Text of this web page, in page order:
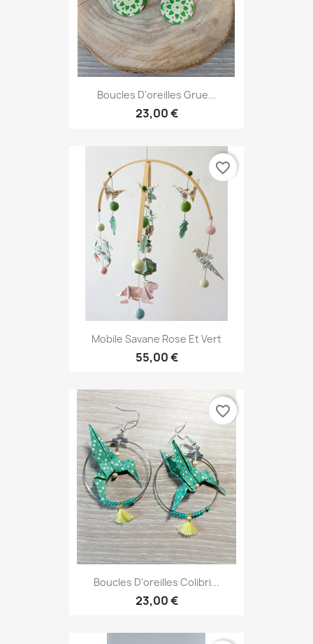
Boucles D'oreilles Grue...
23,00 €
Mobile Savane Rose Et Vert
55,00 €
favorite_border
Boucles D'oreilles Colibri...
23,00 €
favorite_border